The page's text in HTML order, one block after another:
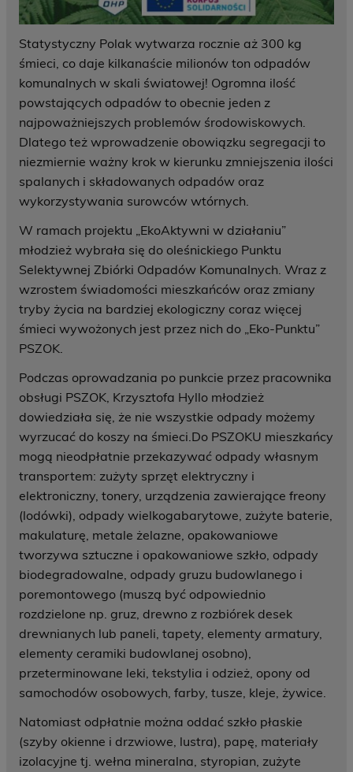
Statystyczny Polak wytwarza rocznie aż 300 kg
śmieci, co daje kilkanaście milionów ton odpadów
komunalnych w skali światowej! Ogromna ilość
powstających odpadów to obecnie jeden z
najpoważniejszych problemów środowiskowych.
Dlatego też wprowadzenie obowiązku segregacji to
niezmiernie ważny krok w kierunku zmniejszenia ilości
spalanych i składowanych odpadów oraz
wykorzystywania surowców wtórnych.
W ramach projektu „EkoAktywni w działaniu”
młodzież wybrała się do oleśnickiego Punktu
Selektywnej Zbiórki Odpadów Komunalnych. Wraz z
wzrostem świadomości mieszkańców oraz zmiany
tryby życia na bardziej ekologiczny coraz więcej
śmieci wywożonych jest przez nich do „Eko-Punktu”
PSZOK.
Podczas oprowadzania po punkcie przez pracownika
obsługi PSZOK, Krzysztofa Hyllo młodzież
dowiedziała się, że nie wszystkie odpady możemy
wyrzucać do koszy na śmieci.Do PSZOKU mieszkańcy
mogą nieodpłatnie przekazywać odpady własnym
transportem: zużyty sprzęt elektryczny i
elektroniczny, tonery, urządzenia zawierające freony
(lodówki), odpady wielkogabarytowe, zużyte baterie,
makulaturę, metale żelazne, opakowaniowe
tworzywa sztuczne i opakowaniowe szkło, odpady
biodegradowalne, odpady gruzu budowlanego i
poremontowego (muszą być odpowiednio
rozdzielone np. gruz, drewno z rozbiórek desek
drewnianych lub paneli, tapety, elementy armatury,
elementy ceramiki budowlanej osobno),
przeterminowane leki, tekstylia i odzież, opony od
samochodów osobowych, farby, tusze, kleje, żywice.
Natomiast odpłatnie można oddać szkło płaskie
(szyby okienne i drzwiowe, lustra), papę, materiały
izolacyjne tj. wełna mineralna, styropian, zużyte